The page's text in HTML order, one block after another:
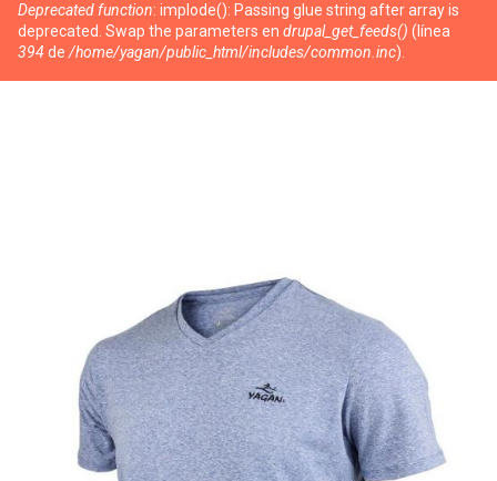
Deprecated function: implode(): Passing glue string after array is
deprecated. Swap the parameters en drupal_get_feeds() (línea
394 de /home/yagan/public_html/includes/common.inc).